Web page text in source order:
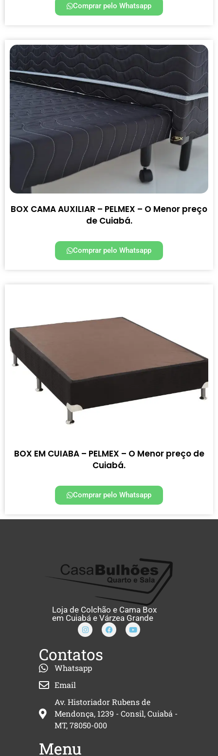
Comprar pelo Whatsapp
BOX CAMA AUXILIAR – PELMEX – O Menor preço
de Cuiabá.
Comprar pelo Whatsapp
BOX EM CUIABA – PELMEX – O Menor preço de
Cuiabá.
Comprar pelo Whatsapp
Loja de Colchão e Cama Box
em Cuiabá e Várzea Grande
Contatos
Whatsapp
Email
Av. Historiador Rubens de
Mendonça, 1239 - Consil, Cuiabá -
MT, 78050-000
Menu